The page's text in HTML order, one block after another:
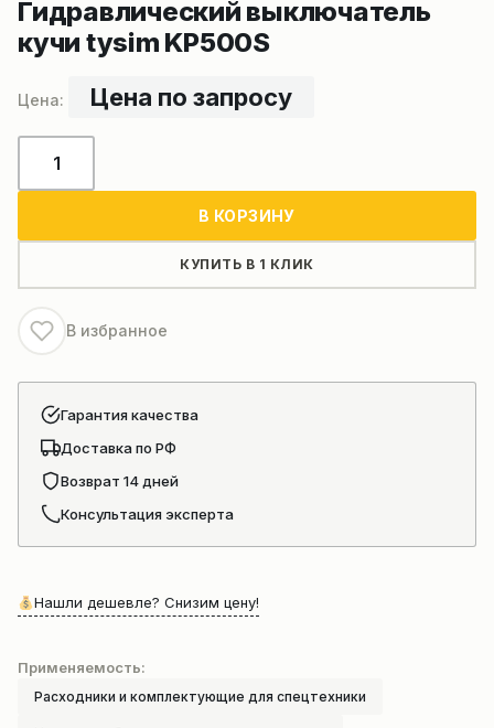
Гидравлический выключатель
кучи tysim KP500S
Цена по запросу
товара
tysim
KP500S
В КОРЗИНУ
КУПИТЬ В 1 КЛИК
В избранное
Гарантия качества
Доставка по РФ
Возврат 14 дней
Консультация эксперта
Нашли дешевле? Снизим цену!
Применяемость:
Расходники и комплектующие для спецтехники